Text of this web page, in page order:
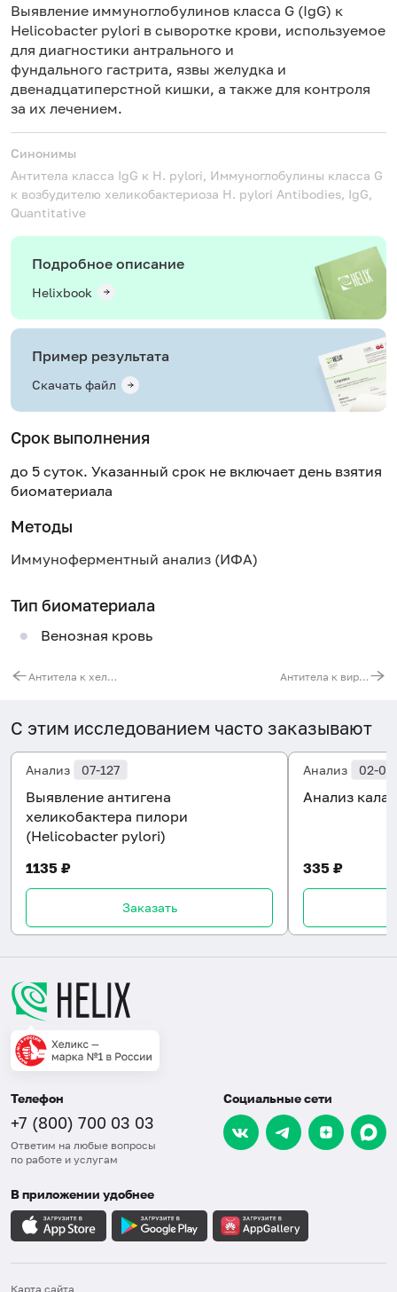
Выявление иммуноглобулинов класса G (IgG) к
Helicobacter pylori в сыворотке крови, используемое
для диагностики антрального и
фундального гастрита, язвы желудка и
двенадцатиперстной кишки, а также для контроля
за их лечением.
Синонимы
Антитела класса IgG к H. pylori, Иммуноглобулины класса G
к возбудителю хеликобактериоза H. pylori Antibodies, IgG,
Quantitative
Подробное описание
Helixbook
Пример результата
Скачать файл
Срок выполнения
до 5 суток. Указанный срок не включает день взятия
биоматериала
Методы
Иммуноферментный анализ (ИФА)
Тип биоматериала
Венозная кровь
Антитела к хеликобактеру пилори (Helicobacter pylori, IgA) Антитела к вирусу простого герпеса (HSV 1/2, IgG)
С этим исследованием часто заказывают
Анализ 07-127
Выявление антигена
хеликобактера пилори
(Helicobacter pylori)
1135 ₽
Заказать
Анализ 02-
Анализ кала
335 ₽
Телефон
+7 (800) 700 03 03
Ответим на любые вопросы
по работе и услугам
Социальные сети
В приложении удобнее
Карта сайта